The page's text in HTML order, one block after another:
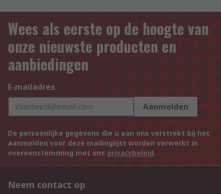
Wees als eerste op de hoogte van
onze nieuwste producten en
aanbiedingen
E-mailadres
Aanmelden
De persoonlijke gegevens die u aan ons verstrekt bij het
aanmelden voor deze mailinglijst worden verwerkt in
overeenstemming met ons privacybeleid.
Neem contact op